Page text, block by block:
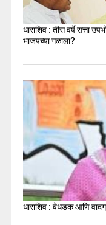
धाराशिव : तीस वर्षे सत्ता
भाजपच्या गळाला?
धाराशिव : बेधडक आणि